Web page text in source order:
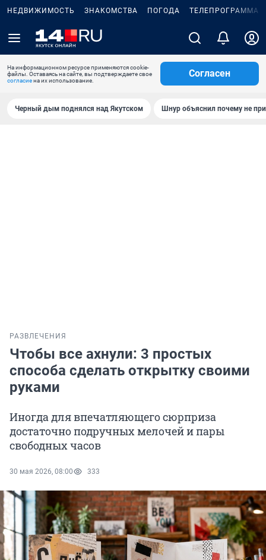
НЕДВИЖИМОСТЬ ЗНАКОМСТВА ПОГОДА ТЕЛЕПРОГРАММА
На информационном ресурсе применяются cookie-
файлы. Оставаясь на сайте, вы подтверждаете свое
согласиена их использование.
Согласен
Черный дым поднялся над Якутском Шнур объяснил почему не
РАЗВЛЕЧЕНИЯ
Чтобы все ахнули: 3 простых
способа сделать открытку своими
руками
Иногда для впечатляющего сюрприза
достаточно подручных мелочей и пары
свободных часов
30 мая 2026, 08:00 333